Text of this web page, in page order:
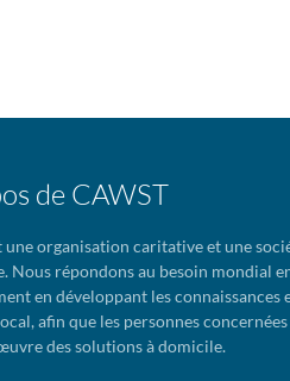
de CAWST
une organisation caritative et une
Nous répondons au besoin mondial
en développant les connaissances
afin que les personnes
des solutions à domicile.